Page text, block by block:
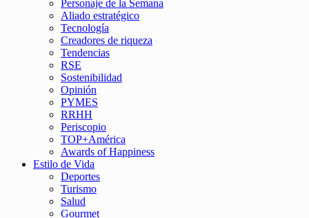
Personaje de la Semana
Aliado estratégico
Tecnología
Creadores de riqueza
Tendencias
RSE
Sostenibilidad
Opinión
PYMES
RRHH
Periscopio
TOP+América
Awards of Happiness
Estilo de Vida
Deportes
Turismo
Salud
Gourmet